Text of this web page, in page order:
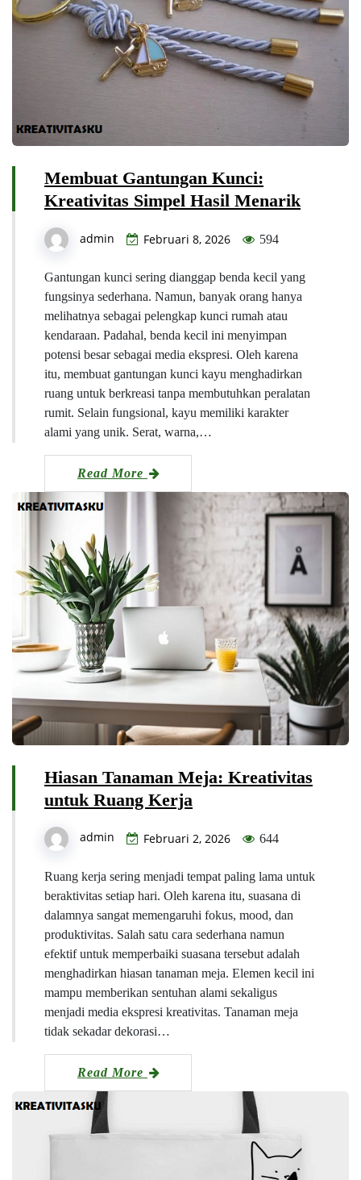
Membuat Gantungan Kunci:
Kreativitas Simpel Hasil Menarik
admin Februari 8, 2026 594
Gantungan kunci sering dianggap benda kecil yang
fungsinya sederhana. Namun, banyak orang hanya
melihatnya sebagai pelengkap kunci rumah atau
kendaraan. Padahal, benda kecil ini menyimpan
potensi besar sebagai media ekspresi. Oleh karena
itu, membuat gantungan kunci kayu menghadirkan
ruang untuk berkreasi tanpa membutuhkan peralatan
rumit. Selain fungsional, kayu memiliki karakter
alami yang unik. Serat, warna,…
Read More
Hiasan Tanaman Meja: Kreativitas
untuk Ruang Kerja
admin Februari 2, 2026 644
Ruang kerja sering menjadi tempat paling lama untuk
beraktivitas setiap hari. Oleh karena itu, suasana di
dalamnya sangat memengaruhi fokus, mood, dan
produktivitas. Salah satu cara sederhana namun
efektif untuk memperbaiki suasana tersebut adalah
menghadirkan hiasan tanaman meja. Elemen kecil ini
mampu memberikan sentuhan alami sekaligus
menjadi media ekspresi kreativitas. Tanaman meja
tidak sekadar dekorasi…
Read More